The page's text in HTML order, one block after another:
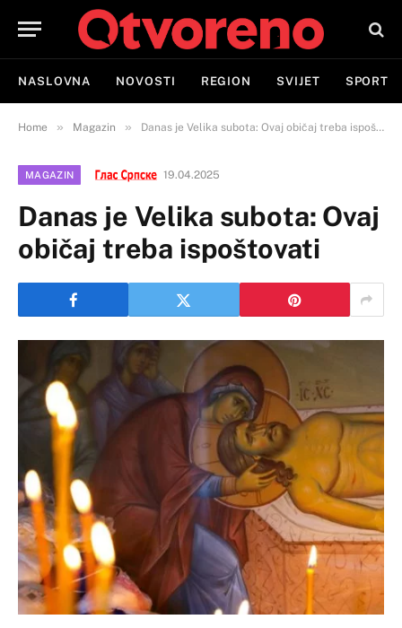
NASLOVNA NOVOSTI REGION SVIJET SPORT
Home » Magazin » Danas je Velika subota: Ovaj običaj treba ispoštovati
MAGAZIN 19.04.2025
Danas je Velika subota: Ovaj
običaj treba ispoštovati